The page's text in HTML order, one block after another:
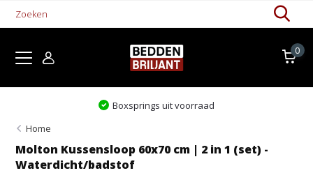
0
Levertijd 1-5 werkdagen
Home
Molton Kussensloop 60x70 cm | 2 in 1 (set) -
Waterdicht/badstof